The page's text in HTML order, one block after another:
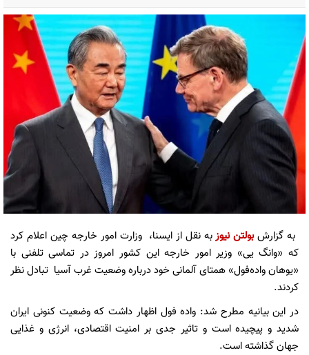
به گزارشبولتن نیوزبه نقل از ایسنا، وزارت امور خارجه چین اعلام کرد
که «وانگ یی» وزیر امور خارجه این کشور امروز در تماسی تلفنی با
«یوهان واده‌فول» همتای آلمانی خود درباره وضعیت غرب آسیا تبادل نظر
کردند.
در این بیانیه مطرح شد: واده فول اظهار داشت که وضعیت کنونی ایران
شدید و پیچیده است و تاثیر جدی بر امنیت اقتصادی، انرژی و غذایی
جهان گذاشته است.